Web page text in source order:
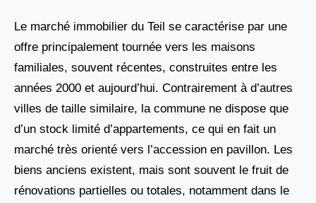
Le marché immobilier du Teil se caractérise par une
offre principalement tournée vers les maisons
familiales, souvent récentes, construites entre les
années 2000 et aujourd’hui. Contrairement à d’autres
villes de taille similaire, la commune ne dispose que
d’un stock limité d’appartements, ce qui en fait un
marché très orienté vers l’accession en pavillon. Les
biens anciens existent, mais sont souvent le fruit de
rénovations partielles ou totales, notamment dans le